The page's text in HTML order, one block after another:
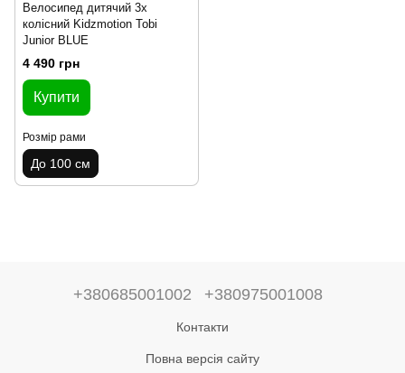
Велосипед дитячий 3х
колісний Kidzmotion Tobi
Junior BLUE
4 490 грн
Купити
Розмір рами
До 100 см
+380685001002 +380975001008
Контакти
Повна версія сайту